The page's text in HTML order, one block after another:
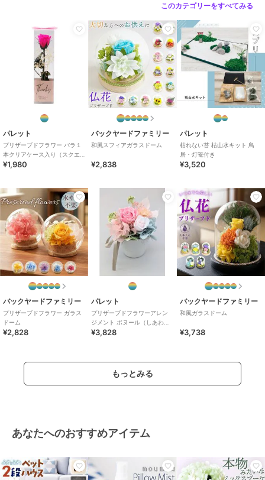
このカテゴリーをすべてみる
パレット
プリザーブドフラワー バラ１
本クリアケース入り（スクエ
ア）ブライトピンク
¥1,980
バックヤードファミリー
和風スフィアガラスドーム
¥2,838
パレット
枯れない苔 枯山水キット 鳥
居・灯篭付き
¥3,520
バックヤードファミリー
プリザーブドフラワー ガラス
ドーム
¥2,828
パレット
プリザーブドフラワーアレン
ジメント ボヌール（しあわ
せ） ピンク
¥3,828
バックヤードファミリー
和風ガラスドーム
¥3,738
もっとみる
あなたへのおすすめアイテム